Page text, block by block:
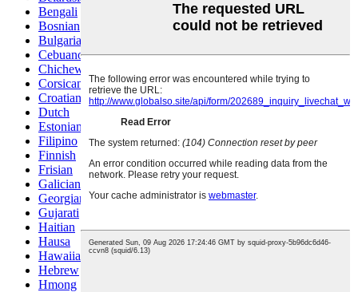
Bengali
Bosnian
Bulgarian
Cebuano
Chichewa
Corsican
Croatian
Dutch
Estonian
Filipino
Finnish
Frisian
Galician
Georgian
Gujarati
Haitian
Hausa
Hawaiian
Hebrew
Hmong